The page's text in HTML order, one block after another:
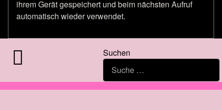
ihrem Gerät gespeichert und beim nächsten Aufruf
automatisch wieder verwendet.
Suchen